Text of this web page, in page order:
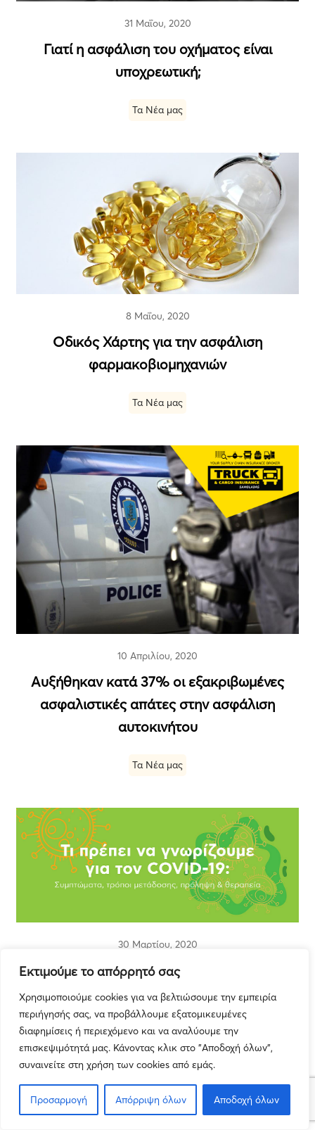
Εκτιμούμε το απόρρητό σας
Χρησιμοποιούμε cookies για να βελτιώσουμε την εμπειρία
περιήγησής σας, να προβάλλουμε εξατομικευμένες
διαφημίσεις ή περιεχόμενο και να αναλύουμε την
επισκεψιμότητά μας. Κάνοντας κλικ στο "Αποδοχή όλων",
συναινείτε στη χρήση των cookies από εμάς.
Προσαρμογή Απόρριψη όλων Αποδοχή όλων
31 Μαΐου, 2020
Γιατί η ασφάλιση του οχήµατος είναι
υποχρεωτική;
Τα Νέα μας
8 Μαΐου, 2020
Οδικός Χάρτης για την ασφάλιση
φαρμακοβιομηχανιών
Τα Νέα μας
10 Απριλίου, 2020
Αυξήθηκαν κατά 37% οι εξακριβωμένες
ασφαλιστικές απάτες στην ασφάλιση
αυτοκινήτου
Τα Νέα μας
30 Μαρτίου, 2020
Τι πρέπει να γνωρίζουμε για τον COVID-19;
Δείτε το Infographic
Τα Νέα μας